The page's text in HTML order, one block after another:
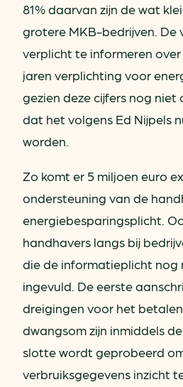
81% daarvan zijn de wat
grotere MKB-bedrijven. De
verplicht te informeren
jaren verplichting voor
gezien deze cijfers nog
dat het volgens Ed Nijpels
worden.
Zo komt er 5 miljoen euro
ondersteuning van de
energiebesparingsplicht.
handhavers langs bij
die de informatieplicht nog
ingevuld. De eerste
dreigingen voor het
dwangsom zijn inmiddels
slotte wordt geprobeerd
verbruiksgegevens inzicht